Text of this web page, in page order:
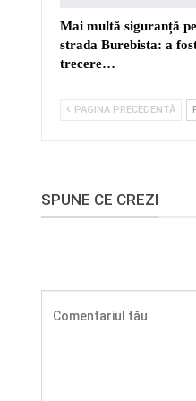
Mai multă siguranță
strada Burebista: a
trecere…
PAGINA PRECEDENTĂ
SPUNE CE CREZI